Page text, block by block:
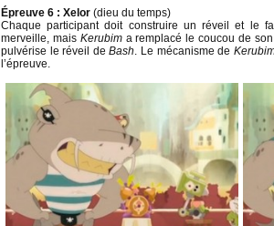
Épreuve 6 : Xelor (dieu du temps)
Chaque participant doit construire un réveil et le
merveille, mais Kerubima remplacé le coucou de
pulvérise le réveil deBash. Le mécanisme de
l’épreuve.